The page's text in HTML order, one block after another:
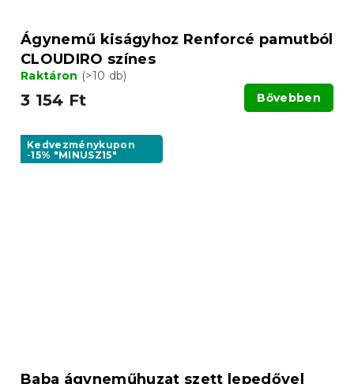
Ágynemű kiságyhoz Renforcé pamutból
CLOUDIRO színes
Raktáron (>10 db)
3 154 Ft Bővebben
Kedvezménykupon
-15% "MINUSZ15"
Baba ágyneműhuzat szett lepedővel